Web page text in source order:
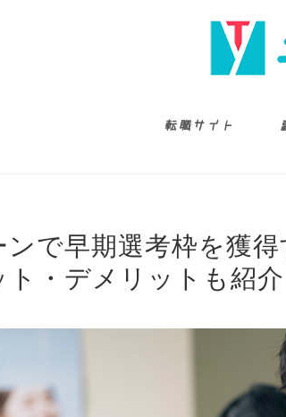
転職サイト
ンで早期選考枠を獲
ト・デメリットも紹介